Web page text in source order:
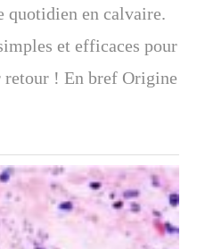
quotidien en calvaire.
et efficaces pour
! En bref Origine